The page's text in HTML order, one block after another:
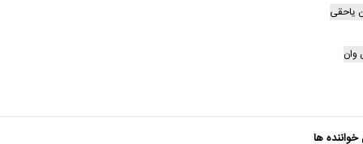
یاحقی
خواننده ها